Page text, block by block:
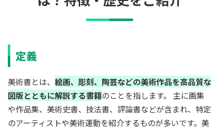
定義
美術書とは、 絵画、彫刻、陶芸などの美術作品を高品質な
図版とともに解説する書籍のことを指します。 主に画集
や作品集、美術史書、技法書、評論書などが含まれ、特定
のアーティストや美術運動を紹介するものが多いです。美